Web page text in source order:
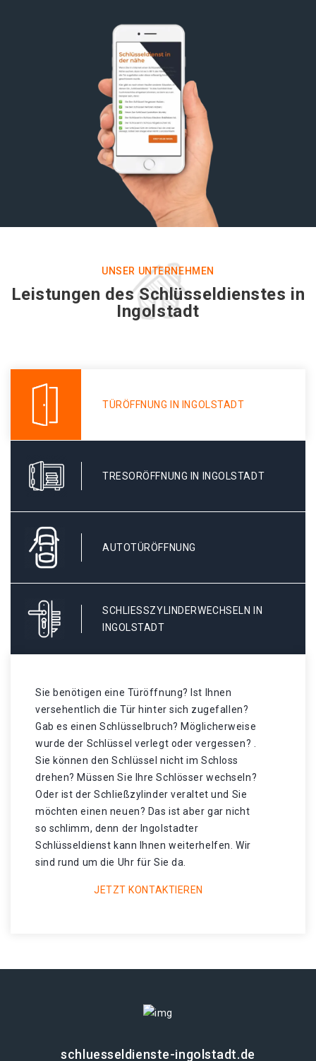
UNSER UNTERNEHMEN
Leistungen des Schlüsseldienstes in
Ingolstadt
TÜRÖFFNUNG IN INGOLSTADT
TRESORÖFFNUNG IN INGOLSTADT
AUTOTÜRÖFFNUNG
SCHLIESSZYLINDERWECHSELN IN I
NGOLSTADT
Sie benötigen eine Türöffnung? Ist Ihnen
versehentlich die Tür hinter sich zugefallen?
Gab es einen Schlüsselbruch? Möglicherweise
wurde der Schlüssel verlegt oder vergessen? .
Sie können den Schlüssel nicht im Schloss
drehen? Müssen Sie Ihre Schlösser wechseln?
Oder ist der Schließzylinder veraltet und Sie
möchten einen neuen? Das ist aber gar nicht
so schlimm, denn der Ingolstadter
Schlüsseldienst kann Ihnen weiterhelfen. Wir
sind rund um die Uhr für Sie da.
JETZT KONTAKTIEREN
schluesseldienste-ingolstadt.de